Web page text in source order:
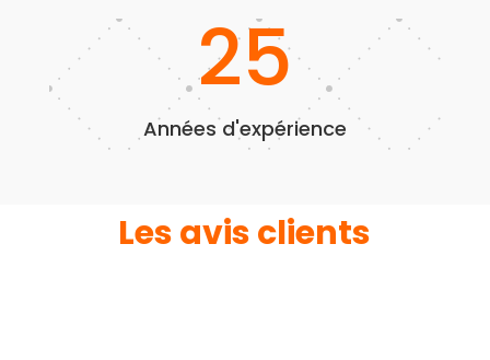
25
Années d'expérience
Les avis clients